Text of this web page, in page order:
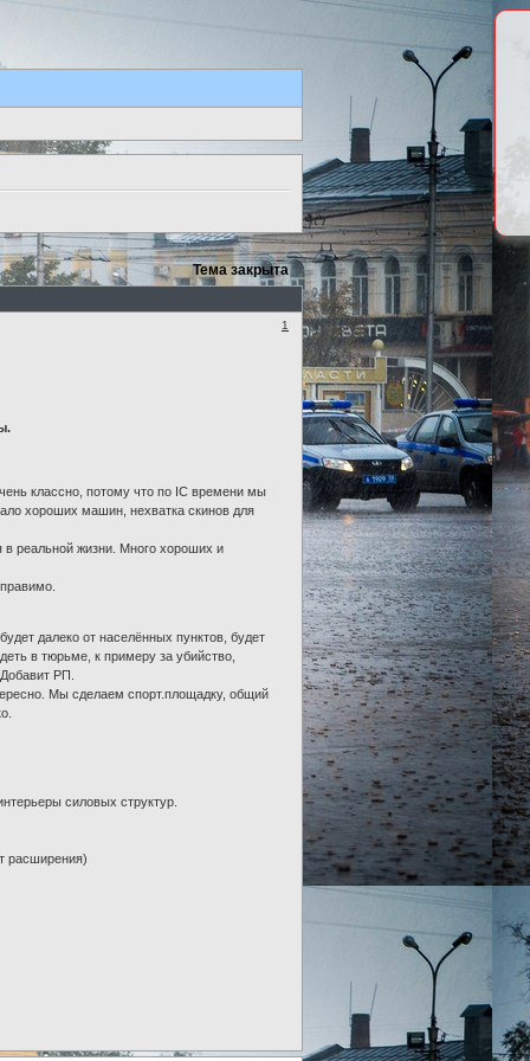
Тема закрыта
1
классно, потому что по IC времени мы
хороших машин, нехватка скинов для
в реальной жизни. Много хороших и
далеко от населённых пунктов, будет
в тюрьме, к примеру за убийство,
РП.
Мы сделаем спорт.площадку, общий
силовых структур.
расширения)